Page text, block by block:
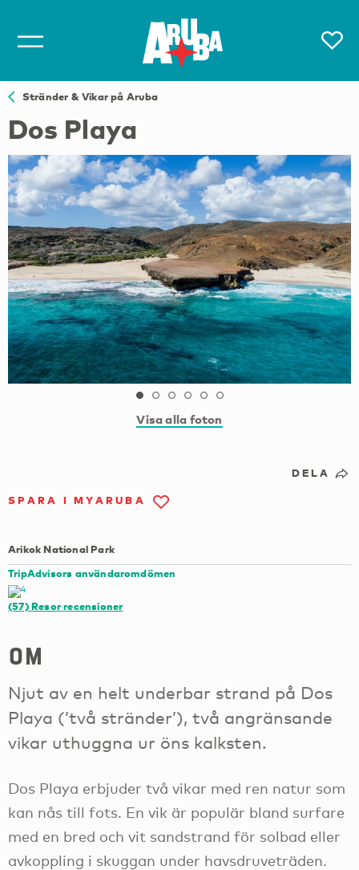
Stränder & Vikar på Aruba
Dos Playa
Visa alla foton
DELA
SPARA I MYARUBA
Arikok National Park
TripAdvisors användaromdömen
(57)Resor recensioner
om
Njut av en helt underbar strand på Dos
Playa (’två stränder’), två angränsande
vikar uthuggna ur öns kalksten.
Dos Playa erbjuder två vikar med ren natur som
kan nås till fots. En vik är populär bland surfare
med en bred och vit sandstrand för solbad eller
avkoppling i skuggan under havsdruveträden.